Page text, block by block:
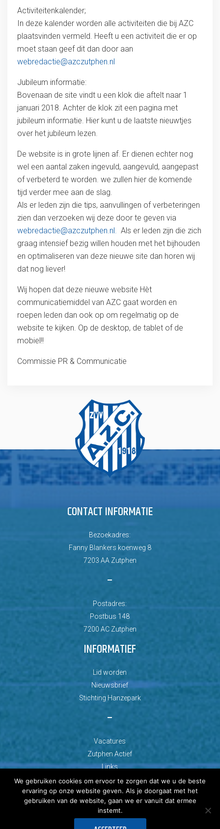
Activiteitenkalender;
In deze kalender worden alle activiteiten die bij AZC
plaatsvinden vermeld. Heeft u een activiteit die er op
moet staan geef dit dan door aan
webredactie@azczutphen.nl
Jubileum informatie:
Bovenaan de site vindt u een klok die aftelt naar 1
januari 2018. Achter de klok zit een pagina met
jubileum informatie. Hier kunt u de laatste nieuwtjes
over het jubileum lezen.
De website is in grote lijnen af. Er dienen echter nog
wel een aantal zaken ingevuld, aangevuld, aangepast
of verbeterd te worden. we zullen hier de komende
tijd verder mee aan de slag.
Als er leden zijn die tips, aanvullingen of verbeteringen
zien dan verzoeken wij deze door te geven via
webredactie@azczutphen.nl. Als er leden zijn die zich
graag intensief bezig willen houden met het bijhouden
en optimaliseren van deze nieuwe site dan horen wij
dat nog liever!
Wij hopen dat deze nieuwe website Hèt
communicatiemiddel van AZC gaat worden en
roepen leden dan ook op om regelmatig op de
website te kijken. Op de desktop, de tablet of de
mobiel!!
Commissie PR & Communicatie
CONTACT INFORMATIE
Bezoekadres:
Fanny Blankers koenweg 8
7203 AA Zutphen
–
Postadres:
Postbus 148
7200 AC Zutphen
INFORMATIEF
Lid worden
Nieuwsbrief
Stichting Hanzepark
–
Vacatures
Zutphen Actief
Links
© Copyright 2026 AZC Zutphen
We gebruiken cookies om ervoor te zorgen dat we u de beste
ervaring op onze website geven. Als je doorgaat met het
gebruiken van de website, gaan we er vanuit dat ermee
instemt.